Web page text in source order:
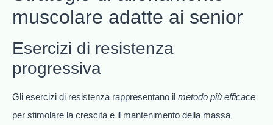
muscolare adatte ai senior
Esercizi di resistenza
progressiva
Gli esercizi di resistenza rappresentano il metodo più efficace
per stimolare la crescita e il mantenimento della massa